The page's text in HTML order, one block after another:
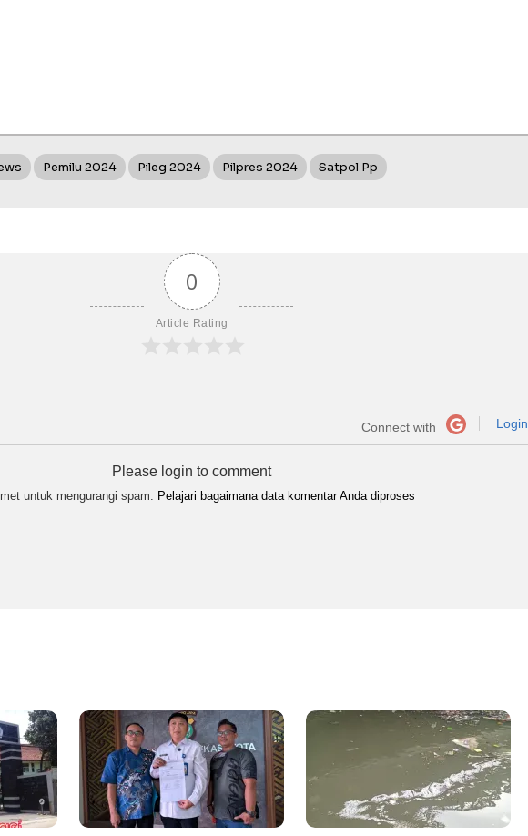
Pemilu 2024 Pileg 2024 Pilpres 2024 Satpol Pp
0
Article Rating
Connect with Login
Please login to comment
untuk mengurangi spam. Pelajari bagaimana data komentar Anda diproses